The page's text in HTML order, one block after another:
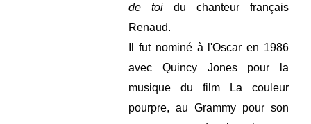
de toi du chanteur français
Renaud.
Il fut nominé à l'Oscar en 1986
avec Quincy Jones pour la
musique du film La couleur
pourpre, au Grammy pour son